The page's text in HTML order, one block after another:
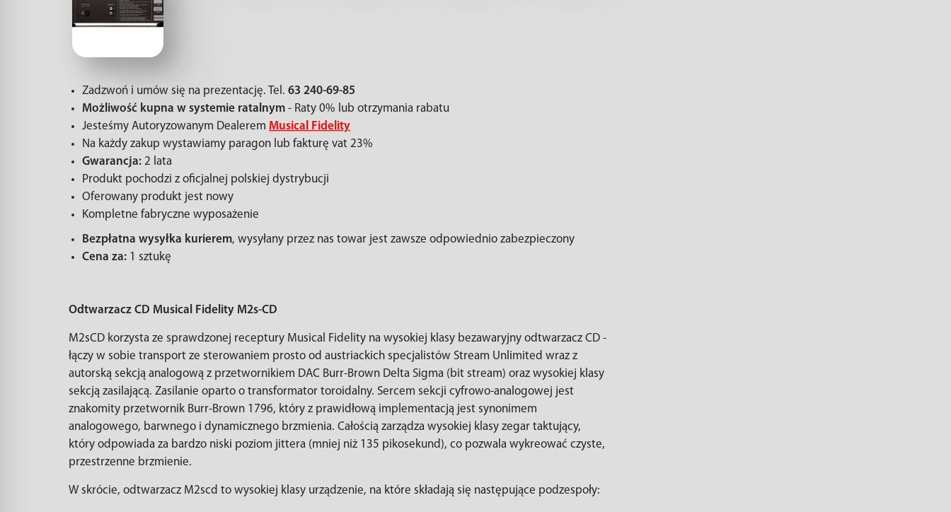
Zadzwoń i umów się na prezentację. Tel. 63 240-69-85
Możliwość kupna w systemie ratalnym - Raty 0% lub otrzymania rabatu
Jesteśmy Autoryzowanym Dealerem Musical Fidelity
Na każdy zakup wystawiamy paragon lub fakturę vat 23%
Gwarancja: 2 lata
Produkt pochodzi z oficjalnej polskiej dystrybucji
Oferowany produkt jest nowy
Kompletne fabryczne wyposażenie
Bezpłatna wysyłka kurierem, wysyłany przez nas towar jest zawsze odpowiednio zabezpieczony
Cena za: 1 sztukę
Odtwarzacz CD Musical Fidelity M2s-CD
M2sCD korzysta ze sprawdzonej receptury Musical Fidelity na wysokiej klasy bezawaryjny odtwarzacz CD -
łączy w sobie transport ze sterowaniem prosto od austriackich specjalistów Stream Unlimited wraz z
autorską sekcją analogową z przetwornikiem DAC Burr-Brown Delta Sigma (bit stream) oraz wysokiej klasy
sekcją zasilającą. Zasilanie oparto o transformator toroidalny. Sercem sekcji cyfrowo-analogowej jest
znakomity przetwornik Burr-Brown 1796, który z prawidłową implementacją jest synonimem
analogowego, barwnego i dynamicznego brzmienia. Całością zarządza wysokiej klasy zegar taktujący,
który odpowiada za bardzo niski poziom jittera (mniej niż 135 pikosekund), co pozwala wykreować czyste,
przestrzenne brzmienie.
W skrócie, odtwarzacz M2scd to wysokiej klasy urządzenie, na które składają się następujące podzespoły: